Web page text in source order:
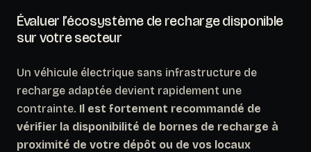
Évaluer l’écosystème de recharge disponible
sur votre secteur
Un véhicule électrique sans infrastructure de
recharge adaptée devient rapidement une
contrainte. Il est fortement recommandé de
vérifier la disponibilité de bornes de recharge à
proximité de votre dépôt ou de vos locaux